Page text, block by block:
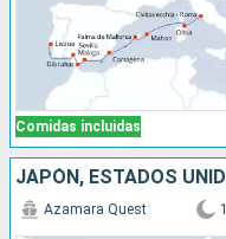
Comidas incluidas
JAPÓN, ESTADOS
Azamara Quest